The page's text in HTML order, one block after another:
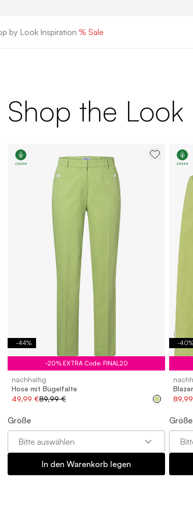
by Look Inspiration % Sale
Shop the Look
32 34 36 38 40 42 44 46
-44%
-20% EXTRA Code: FINAL20
nachhaltig
Hose mit Bügelfalte
49,99 €89,99 €
Größe
Bitte auswählen
In den Warenkorb legen
-40%
Blazer
Größe